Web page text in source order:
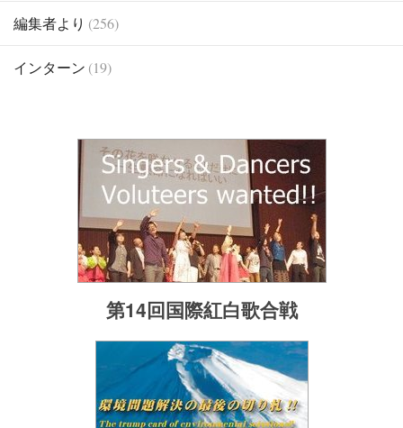
編集者より (256)
インターン (19)
第14回国際紅白歌合戦